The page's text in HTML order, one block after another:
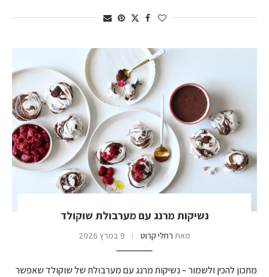
נשיקות מרנג עם מערבולת שוקולד
מאת רחלי קרוט 9 במרץ 2026
מתכון להכין ולשמור – נשיקות מרנג עם מערבולת של שוקולד שאפשר